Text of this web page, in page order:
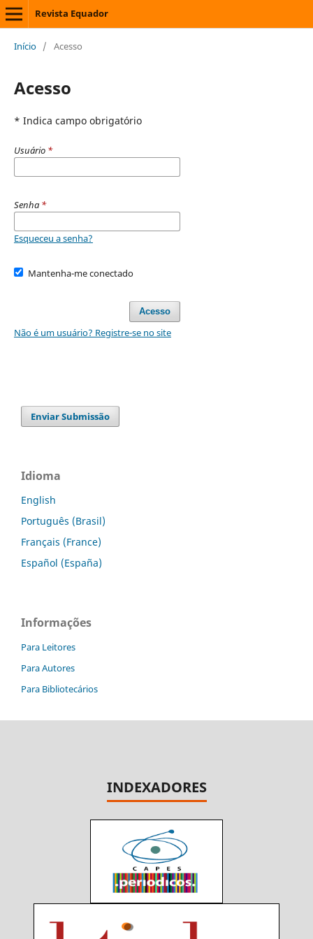
Revista Equador
Início / Acesso
Acesso
* Indica campo obrigatório
Usuário *
Senha *
Esqueceu a senha?
Mantenha-me conectado
Acesso
Não é um usuário? Registre-se no site
Enviar Submissão
Idioma
English
Português (Brasil)
Français (France)
Español (España)
Informações
Para Leitores
Para Autores
Para Bibliotecários
INDEXADORES